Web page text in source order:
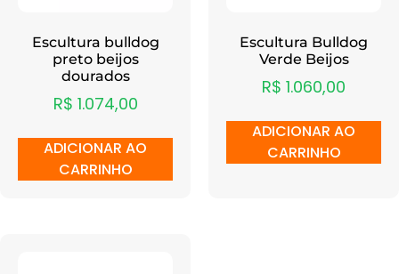
Escultura bulldog
preto beijos
dourados
R$ 1.074,00
ADICIONAR AO
CARRINHO
Escultura Bulldog
Verde Beijos
R$ 1.060,00
ADICIONAR AO
CARRINHO